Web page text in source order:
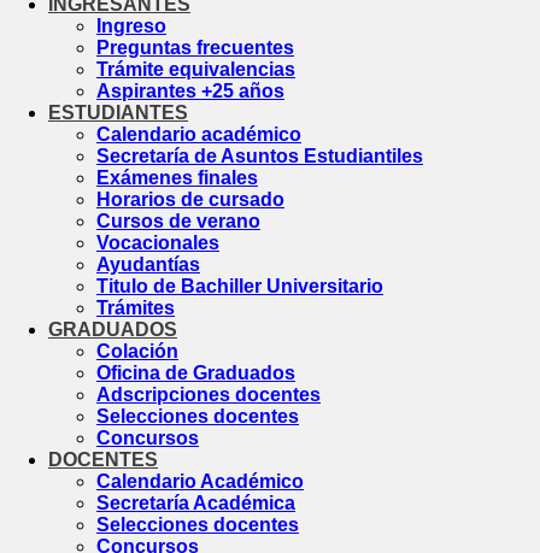
INGRESANTES
Ingreso
Preguntas frecuentes
Trámite equivalencias
Aspirantes +25 años
ESTUDIANTES
Calendario académico
Secretaría de Asuntos Estudiantiles
Exámenes finales
Horarios de cursado
Cursos de verano
Vocacionales
Ayudantías
Titulo de Bachiller Universitario
Trámites
GRADUADOS
Colación
Oficina de Graduados
Adscripciones docentes
Selecciones docentes
Concursos
DOCENTES
Calendario Académico
Secretaría Académica
Selecciones docentes
Concursos